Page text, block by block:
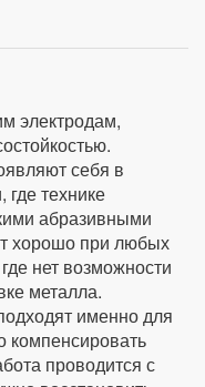
электродам,
себя в
технике
абразивными
хорошо при любых
нет возможности
металла.
именно для
компенсировать
проводится с